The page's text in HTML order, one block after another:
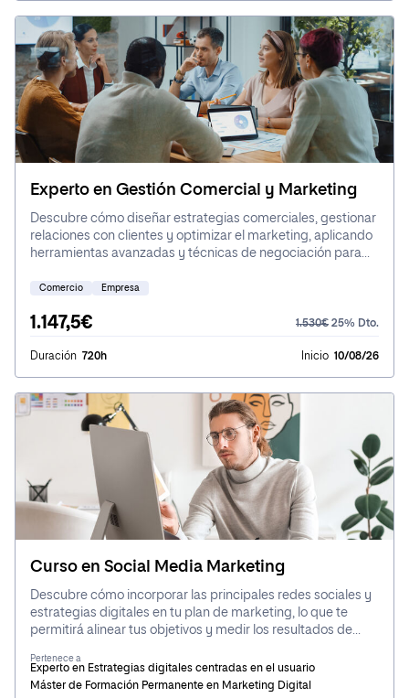
Experto en Gestión Comercial y Marketing
Descubre cómo diseñar estrategias comerciales, gestionar
relaciones con clientes y optimizar el marketing, aplicando
herramientas avanzadas y técnicas de negociación para
Comercio Empresa
1.147,5€ 1.530€ 25% Dto.
Duración 720h Inicio 10/08/26
Curso en Social Media Marketing
Descubre cómo incorporar las principales redes sociales y
estrategias digitales en tu plan de marketing, lo que te
permitirá alinear tus objetivos y medir los resultados de
necesarias para llevar a cabo campañas digitales exitosas.
Pertenece a
Experto en Estrategias digitales centradas en el usuario
Máster de Formación Permanente en Marketing Digital